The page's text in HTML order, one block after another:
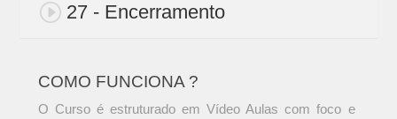
27 - Encerramento
COMO FUNCIONA ?
O Curso é estruturado em Vídeo Aulas com foco e